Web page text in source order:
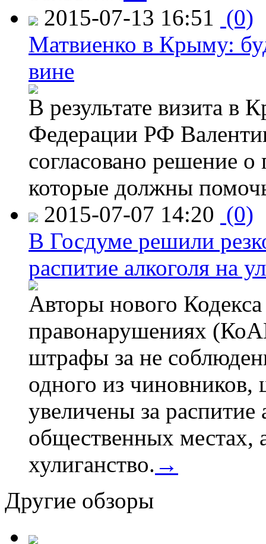
2015-07-13 16:51
(0)
Матвиенко в Крыму:
вине
В результате визита в
Федерации РФ
согласовано решение
которые должны
2015-07-07 14:20 (0)
В Госдуме решили
распитие алкоголя на
Авторы нового
правонарушениях
штрафы за не
одного из
увеличены за распитие
общественных местах,
хулиганство. →
Другие обзоры